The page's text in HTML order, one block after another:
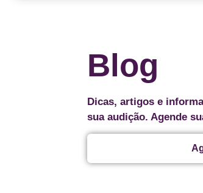
Blog
Dicas, artigos e
sua audição. Agende